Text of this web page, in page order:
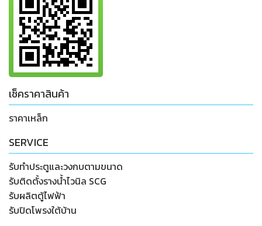
เช็คราคาสินค้า
ราคาเหล็ก
SERVICE
รับทำประตูและวงกบตามขนาด
รับติดตั้งรางน้ำไวนิล SCG
รับผลิตตู้ไฟฟ้า
รับปิดโพรงใต้บ้าน